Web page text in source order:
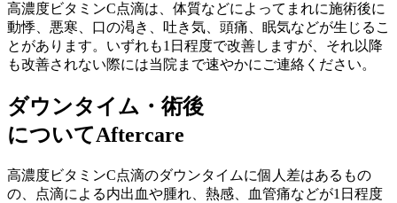
高濃度ビタミンC点滴は、体質などによってまれに施術後に
動悸、悪寒、口の渇き、吐き気、頭痛、眠気などが生じるこ
とがあります。いずれも1日程度で改善しますが、それ以降
も改善されない際には当院まで速やかにご連絡ください。
ダウンタイム・術後
についてAftercare
高濃度ビタミンC点滴のダウンタイムに個人差はあるもの
の、点滴による内出血や腫れ、熱感、血管痛などが1日程度